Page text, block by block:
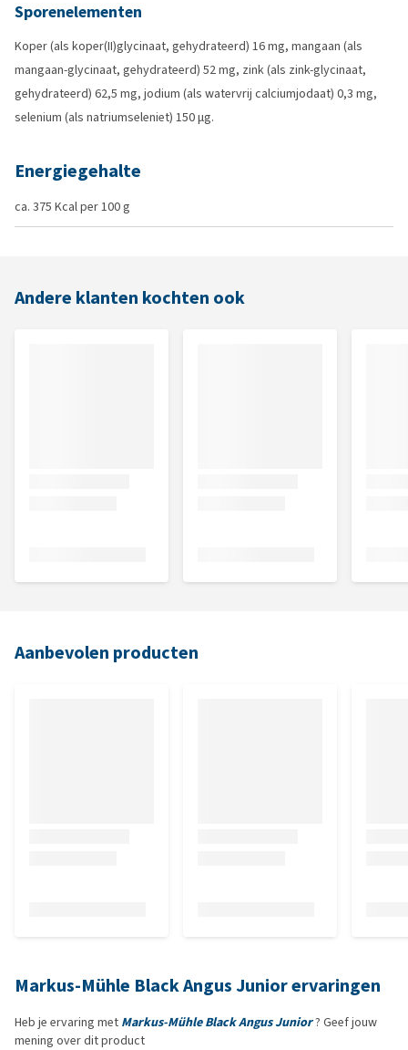
Sporenelementen
Koper (als koper(II)glycinaat, gehydrateerd) 16 mg, mangaan (als
mangaan-glycinaat, gehydrateerd) 52 mg, zink (als zink-glycinaat,
gehydrateerd) 62,5 mg, jodium (als watervrij calciumjodaat) 0,3 mg,
selenium (als natriumseleniet) 150 µg.
Energiegehalte
ca. 375 Kcal per 100 g
Andere klanten kochten ook
Aanbevolen producten
Markus-Mühle Black Angus Junior ervaringen
Heb je ervaring met Markus-Mühle Black Angus Junior? Geef jouw
mening over dit product